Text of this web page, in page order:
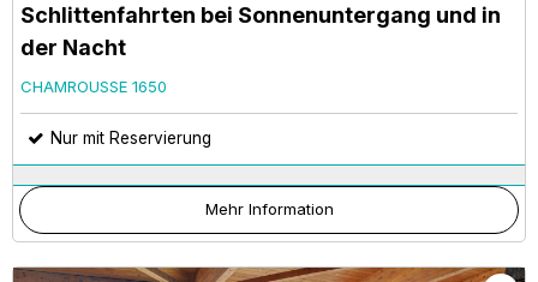
Schlittenfahrten bei Sonnenuntergang und in
der Nacht
CHAMROUSSE 1650
Nur mit Reservierung
Mehr Information